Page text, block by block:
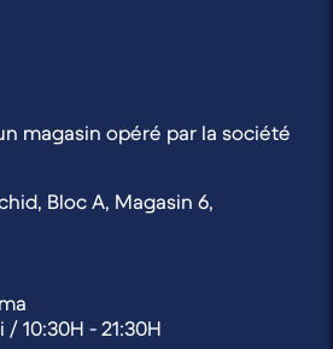
magasin opéré par la société
Bloc A, Magasin 6,
10:30H - 21:30H